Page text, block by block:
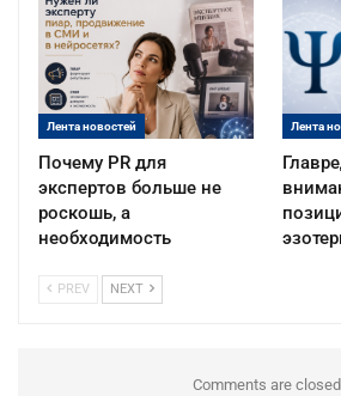
Лента новостей
Почему PR для
экспертов больше не
роскошь, а
необходимость
Лента
PREV NEXT
Comments are